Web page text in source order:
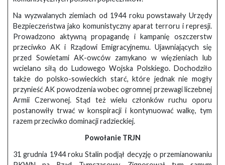
Na wyzwalanych ziemiach od 1944 roku powstawały Urzędy
Bezpieczeństwa jako komunistyczny aparat terroru i represji.
Prowadzono aktywną propagandę i kampanię oszczerstw
przeciwko AK i Rządowi Emigracyjnemu. Ujawniających się
przed Sowietami AK-owców zamykano w więzieniach lub
wcielano siłą do Ludowego Wojska Polskiego. Dochodziło
także do polsko-sowieckich starć, które jednak nie mogły
przynieść AK powodzenia wobec ogromnej przewagi liczebnej
Armii Czerwonej. Stąd też wielu członków ruchu oporu
postanowiły trwać w konspiracji i kontynuować walkę, tym
razem przeciwko dominacji radzieckiej.
Powołanie TRJN
31 grudnia 1944 roku Stalin podjął decyzję o przemianowaniu